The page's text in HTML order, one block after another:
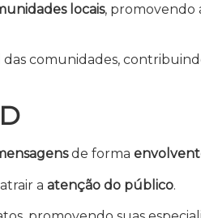
locais, promovendo
das comunidades,
de forma
a atenção do público.